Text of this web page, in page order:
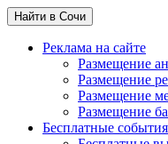
Найти в Сочи
Реклама на сайте
Размещение
Размещение
Размещение
Размещение
Бесплатные события